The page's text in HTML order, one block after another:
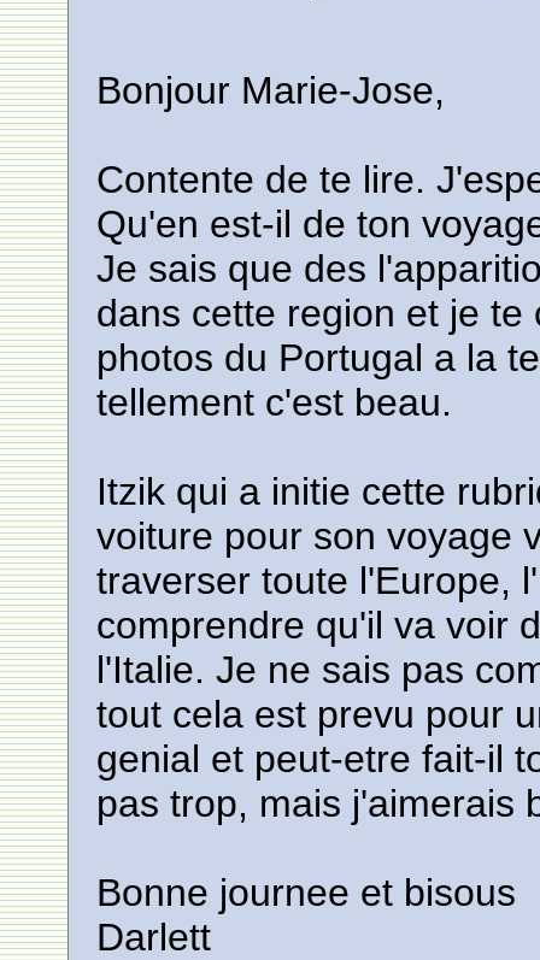
Bonjour Marie-Jose,
Contente de te lire.
Qu'en est-il de ton
Je sais que des
dans cette region et je
photos du Portugal a la
tellement c'est beau.
Itzik qui a initie cette
voiture pour son voyage
traverser toute l'Europe,
comprendre qu'il va voir
l'Italie. Je ne sais pas
tout cela est prevu pour
genial et peut-etre fait-il
pas trop, mais j'aimerais
Bonne journee et bisous
Darlett